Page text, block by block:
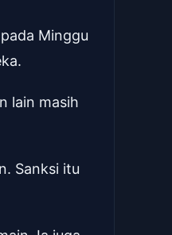
Minggu
lain masih
Sanksi itu